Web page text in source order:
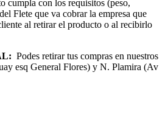
cumpla con los requisitos (peso,
Flete que va cobrar la empresa que
al retirar el producto o al recibirlo
Podes retirar tus compras en nuestros
esq General Flores) y N. Plamira (Av